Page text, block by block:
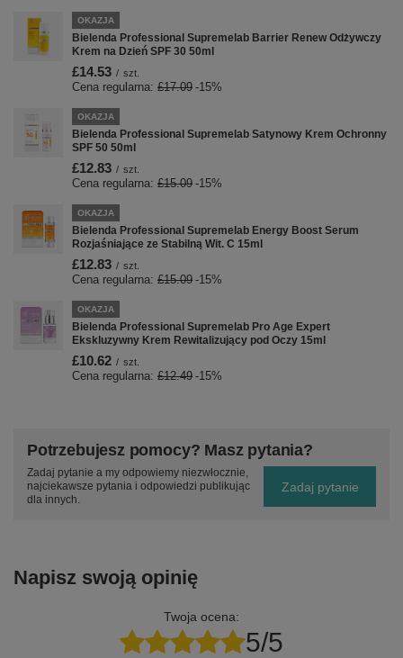
OKAZJA
Bielenda Professional Supremelab Barrier Renew Odżywczy
Krem na Dzień SPF 30 50ml
£14.53 / szt.
Cena regularna: £17.09 -15%
OKAZJA
Bielenda Professional Supremelab Satynowy Krem Ochronny
SPF 50 50ml
£12.83 / szt.
Cena regularna: £15.09 -15%
OKAZJA
Bielenda Professional Supremelab Energy Boost Serum
Rozjaśniające ze Stabilną Wit. C 15ml
£12.83 / szt.
Cena regularna: £15.09 -15%
OKAZJA
Bielenda Professional Supremelab Pro Age Expert
Ekskluzywny Krem ​​Rewitalizujący pod Oczy 15ml
£10.62 / szt.
Cena regularna: £12.49 -15%
Potrzebujesz pomocy? Masz pytania?
Zadaj pytanie a my odpowiemy niezwłocznie,
najciekawsze pytania i odpowiedzi publikując
dla innych.
Zadaj pytanie
Napisz swoją opinię
Twoja ocena:
5/5